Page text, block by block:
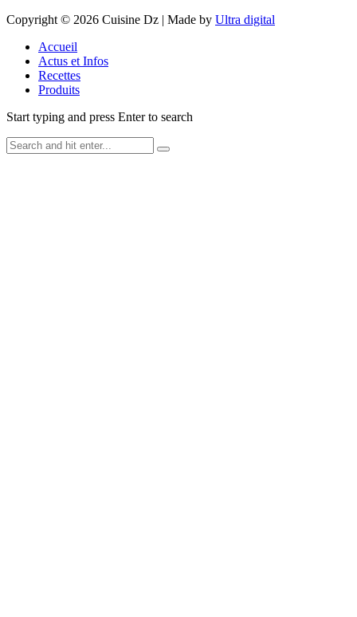
Copyright © 2026 Cuisine Dz | Made by Ultra digital
Accueil
Actus et Infos
Recettes
Produits
Start typing and press Enter to search